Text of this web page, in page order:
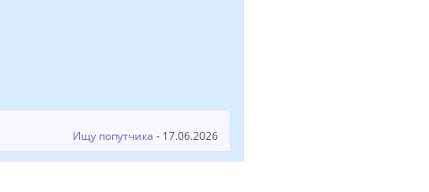
Ищу попутчика - 17.06.2026